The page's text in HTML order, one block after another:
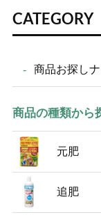
CATEGORY
商品お探し
商品の種類から
元肥
追肥